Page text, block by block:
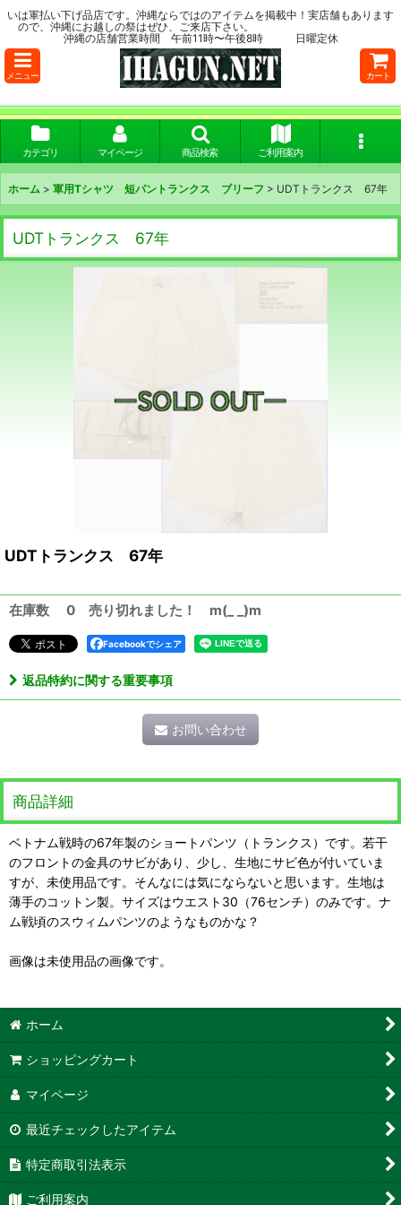
いは軍払い下げ品店です。沖縄ならではのアイテムを掲載中！実店舗もあります
ので、沖縄にお越しの祭はぜひ、ご来店下さい。
沖縄の店舗営業時間 午前11時〜午後8時 日曜定休
メニュー カート
カテゴリ マイページ 商品検索 ご利用案内
ホーム > 軍用Tシャツ 短パントランクス ブリーフ > UDTトランクス 67年
UDTトランクス 67年
UDTトランクス 67年
在庫数 0 売り切れました！ m(_ _)m
Facebookでシェア
返品特約に関する重要事項
お問い合わせ
商品詳細
ベトナム戦時の67年製のショートパンツ（トランクス）です。若干
のフロントの金具のサビがあり、少し、生地にサビ色が付いていま
すが、未使用品です。そんなには気にならないと思います。生地は
薄手のコットン製。サイズはウエスト30（76センチ）のみです。ナ
ム戦頃のスウィムパンツのようなものかな？
画像は未使用品の画像です。
ホーム
ショッピングカート
マイページ
最近チェックしたアイテム
特定商取引法表示
ご利用案内